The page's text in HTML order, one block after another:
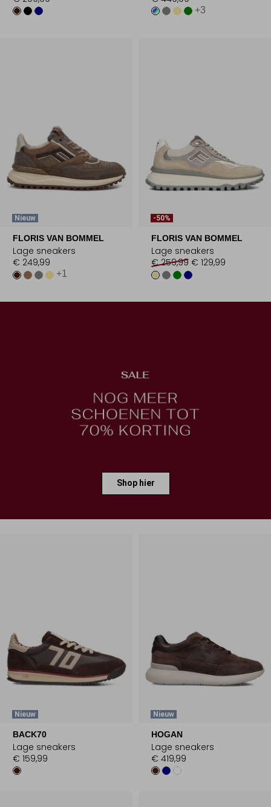
+3
Nieuw
FLORIS VAN BOMMEL
Lage sneakers
€ 249,99
+1
-50%
FLORIS VAN BOMMEL
Lage sneakers
€ 259,99 € 129,99
Shop hier
Nieuw
BACK70
Lage sneakers
€ 159,99
Nieuw
HOGAN
Lage sneakers
€ 419,99